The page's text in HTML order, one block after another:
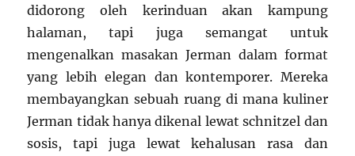
didorong oleh kerinduan akan kampung
halaman, tapi juga semangat untuk
mengenalkan masakan Jerman dalam format
yang lebih elegan dan kontemporer. Mereka
membayangkan sebuah ruang di mana kuliner
Jerman tidak hanya dikenal lewat schnitzel dan
sosis, tapi juga lewat kehalusan rasa dan